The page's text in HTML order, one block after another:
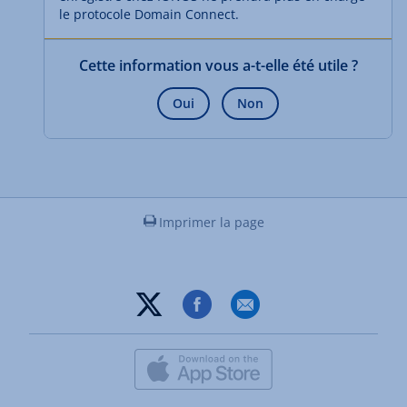
le protocole Domain Connect.
Cette information vous a-t-elle été utile ?
Oui Non
Imprimer la page